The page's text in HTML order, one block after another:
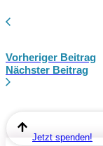
Vorheriger Beitrag
Nächster Beitrag
Jetzt spenden!